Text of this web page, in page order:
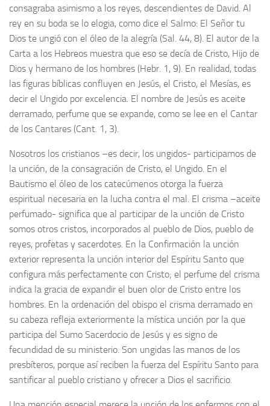
consagraba asimismo a los reyes, descendientes de David. Al
rey en su boda se lo elogia, como dice el Salmo: El Señor tu
Dios te ungió con el óleo de la alegría (Sal. 44, 8). El autor de la
Carta a los Hebreos muestra que eso se decía de Cristo, Hijo de
Dios y hermano de los hombres (Hebr. 1, 9). En realidad, todas
las figuras bíblicas confluyen en Jesús, el Cristo, el Mesías, es
decir el Ungido por excelencia. El nombre de Jesús es aceite
derramado, perfume que se expande, como se lee en el Cantar
de los Cantares (Cant. 1, 3).
Nosotros los cristianos –es decir, los ungidos- participamos de
la unción, de la consagración de Cristo, el Ungido. En el
Bautismo el óleo de los catecúmenos otorga la fuerza
espiritual necesaria en la lucha contra el mal. El crisma –aceite
perfumado- significa que al participar de la unción de Cristo
somos otros cristos, incorporados al pueblo de Dios, pueblo de
reyes, profetas y sacerdotes. En la Confirmación la unción
exterior representa la unción interior del Espíritu Santo que
configura más perfectamente con Cristo; el perfume del crisma
indica la gracia de expandir el buen olor de Cristo entre los
hombres. En la ordenación del obispo el crisma derramado en
su cabeza refleja exteriormente la mística unción por la que
participa del Sumo Sacerdocio de Jesús y es signo de
fecundidad de su ministerio. Son ungidas las manos de los
presbíteros, porque así reciben la fuerza del Espíritu Santo para
santificar al pueblo cristiano y ofrecer a Dios el sacrificio.